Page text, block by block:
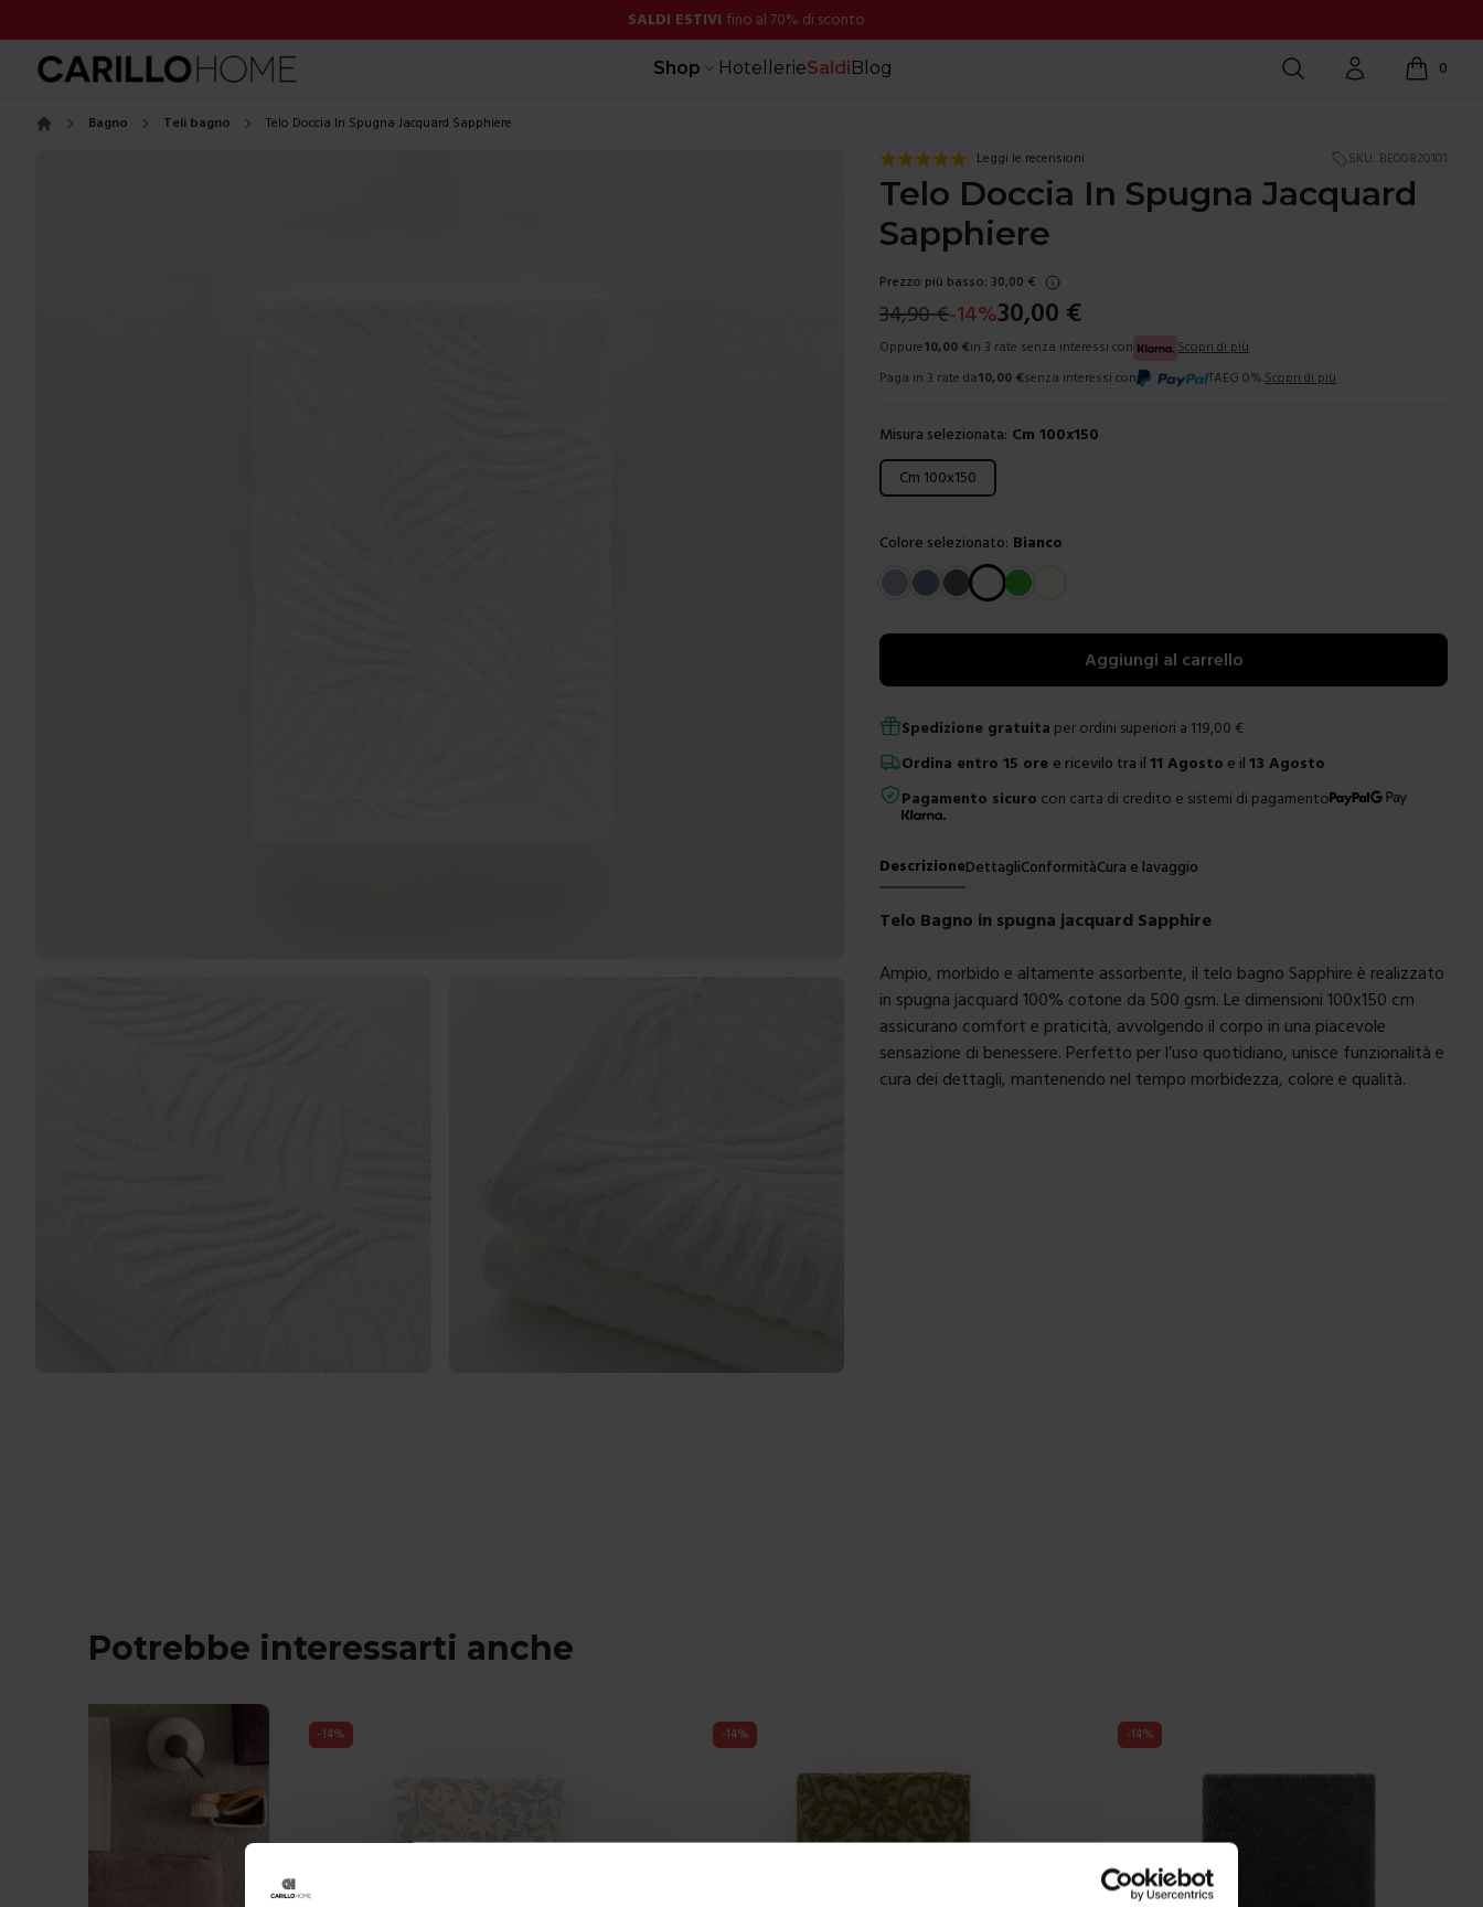
SALDI ESTIVI fino al 70% di sconto
Shop HotellerieSaldiBlog Cerca Account 0
items in
Bagno Teli bagno Telo Doccia In Spugna Jacquard Sapphiere
Leggi le recensioni SKU: BE00820101
Telo Doccia In Spugna Jacquard
Sapphiere
Prezzo più basso: 30,00 €
34,90€-14%30,00 €
Oppure10,00 €in 3 rate senza interessi con
Scopri di più
Paga in 3 rate da10,00 €senza interessi con TAEG 0%. Scopri di più
Misura selezionata: Cm 100x150
Scegli una misura
Cm 100x150
Colore selezionato: Bianco
Scegli un colore
Aggiungi al carrello
Spedizione gratuita per ordini superiori a 119,00 €
Ordina entro15 ore e ricevilo tra il11 Agosto e il 13 Agosto
Pagamento sicuro con carta di credito e sistemi di pagamento
DescrizioneDettagliConformitàCura e lavaggio
Telo Bagno in spugna jacquard Sapphire
Ampio, morbido e altamente assorbente, il telo bagno Sapphire è realizzato
in spugna jacquard 100% cotone da 500 gsm. Le dimensioni 100x150 cm
assicurano comfort e praticità, avvolgendo il corpo in una piacevole
sensazione di benessere. Perfetto per l’uso quotidiano, unisce funzionalità e
cura dei dettagli, mantenendo nel tempo morbidezza, colore e qualità.
Potrebbe interessarti anche
-14% -14% -14%